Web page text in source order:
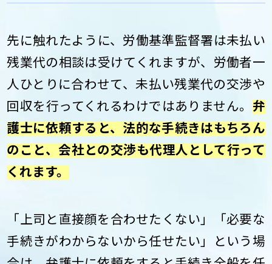
先に触れたように、労働基準監督署は未払い
残業代の相談は受けてくれますが、労働者一
人ひとりに合わせて、未払い残業代の交渉や
回収を行ってくれるわけではありません。 弁
護士に依頼すると、法的な手続きはもちろん
のこと、会社との交渉も代理人として行って
くれます。
「上司と直接顔を合わせたくない」「必要な
手続きがわからないから任せたい」という場